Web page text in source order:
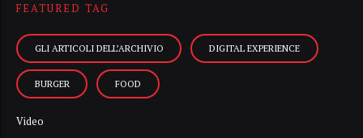
FEATURED TAG
GLI ARTICOLI DELL’ARCHIVIO DIGITAL EXPERIENCE
BURGER FOOD
Video